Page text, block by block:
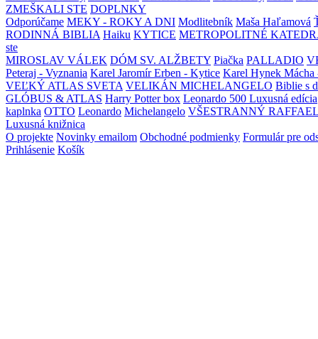
ZMEŠKALI STE DOPLNKY
Odporúčame MEKY - ROKY A DNI Modlitebník Maša Haľamová
RODINNÁ BIBLIA Haiku KYTICE METROPOLITNÉ
ste
MIROSLAV VÁLEK DÓM SV. ALŽBETY Piačka PALLADIO
Peteraj - Vyznania Karel Jaromír Erben - Kytice Karel Hynek Mácha
VEĽKÝ ATLAS SVETA VELIKÁN MICHELANGELO Biblie s
GLÓBUS & ATLAS Harry Potter box Leonardo 500 Luxusná edícia
kaplnka OTTO Leonardo Michelangelo VŠESTRANNÝ
Luxusná knižnica
O projekte Novinky emailom Obchodné podmienky Formulár pre
Prihlásenie Košík